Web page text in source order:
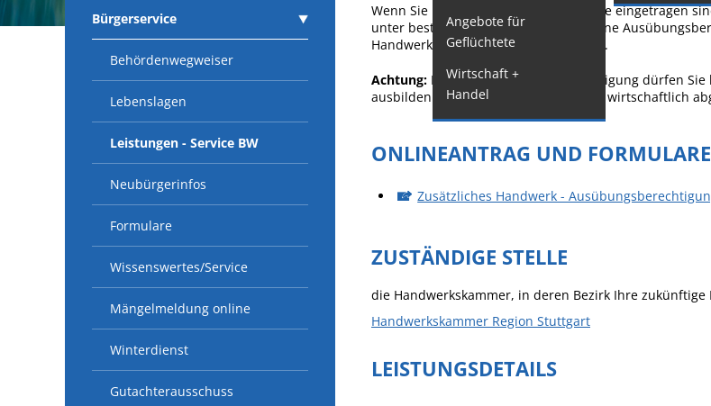
Sportstätten
Freiwillige
Feuerwehr
Friedhof
Angebote für
Geflüchtete
Wirtschaft +
Handel
Bürgerservice
Behördenwegweiser
Lebenslagen
Leistungen - Service BW
Neubürgerinfos
Formulare
Wissenswertes/Service
Mängelmeldung online
Winterdienst
Gutachterausschuss
Wenn Sie bereits in der Handwerksrolle eingetragen
unter bestimmten Voraussetzungen eine
Handwerksordnung (HwO) beantragen.
Achtung: Mit einer Ausübungsberechtigung dürfen
ausbilden. Sie kann auf technisch und wirtschaftlich
ONLINEANTRAG UND FORMULARE
Zusätzliches Handwerk -
ZUSTÄNDIGE STELLE
die Handwerkskammer, in deren Bezirk Ihre
Handwerkskammer Region Stuttgart
LEISTUNGSDETAILS